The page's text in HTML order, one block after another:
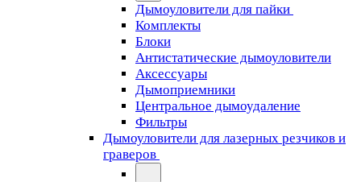
Дымоуловители для пайки
Комплекты
Блоки
Антистатические дымоуловители
Аксессуары
Дымоприемники
Центральное дымоудаление
Фильтры
Дымоуловители для лазерных резчиков и
граверов